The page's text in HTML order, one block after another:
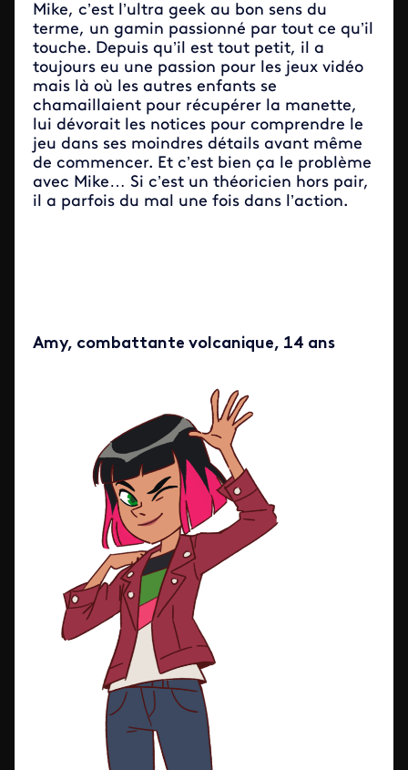
Mike, c’est l’ultra geek au bon sens du
terme, un gamin passionné par tout ce qu’il
touche. Depuis qu’il est tout petit, il a
toujours eu une passion pour les jeux vidéo
mais là où les autres enfants se
chamaillaient pour récupérer la manette,
lui dévorait les notices pour comprendre le
jeu dans ses moindres détails avant même
de commencer. Et c’est bien ça le problème
avec Mike… Si c’est un théoricien hors pair,
il a parfois du mal une fois dans l’action.
Amy, combattante volcanique, 14 ans